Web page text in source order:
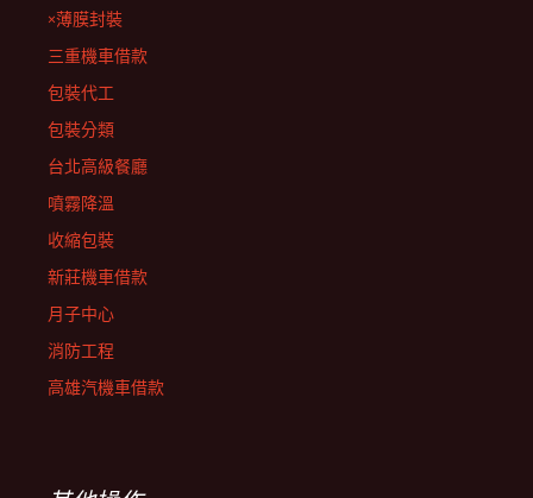
×薄膜封裝
三重機車借款
包裝代工
包裝分類
台北高級餐廳
噴霧降溫
收縮包裝
新莊機車借款
月子中心
消防工程
高雄汽機車借款